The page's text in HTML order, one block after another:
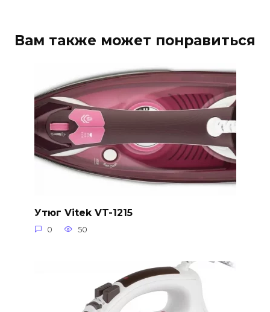
Вам также может понравиться
Утюг Vitek VT-1215
0 50